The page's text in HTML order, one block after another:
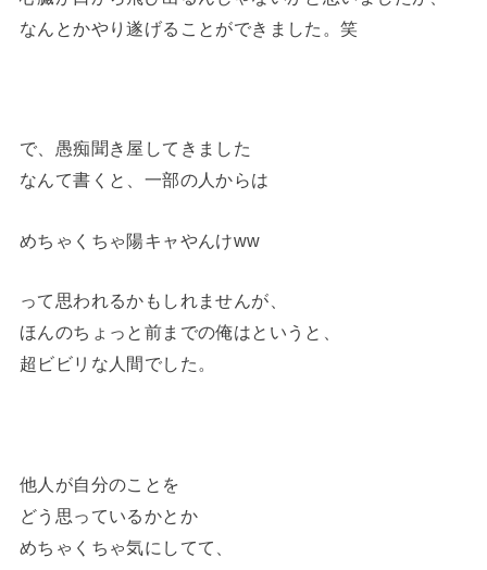
なんとかやり遂げることができました。笑
で、愚痴聞き屋してきました
なんて書くと、一部の人からは
めちゃくちゃ陽キャやんけww
って思われるかもしれませんが、
ほんのちょっと前までの俺はというと、
超ビビリな人間でした。
他人が自分のことを
どう思っているかとか
めちゃくちゃ気にしてて、